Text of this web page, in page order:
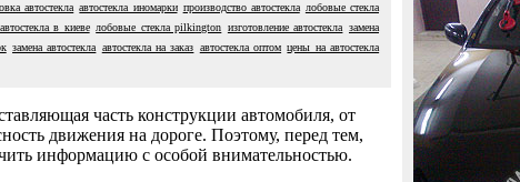
автостекла автостекла иномарки производство автостекла лобовые стекла
автостекла в киеве лобовые стекла pilkington изготовление автостекла замена
замена автостекла автостекла на заказ автостекла оптом цены на автостекла
часть конструкции автомобиля, от
движения на дороге. Поэтому, перед тем,
информацию с особой внимательностью.